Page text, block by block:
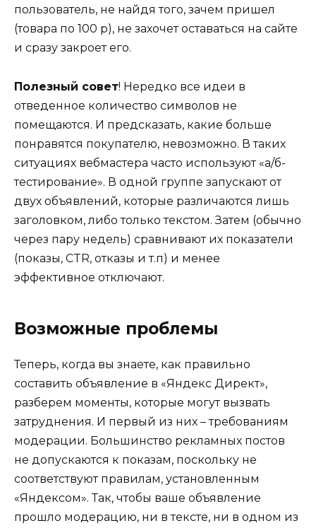
пользователь, не найдя того, зачем пришел
(товара по 100 р), не захочет оставаться на сайте
и сразу закроет его.
Полезный совет! Нередко все идеи в
отведенное количество символов не
помещаются. И предсказать, какие больше
понравятся покупателю, невозможно. В таких
ситуациях вебмастера часто используют «а/б-
тестирование». В одной группе запускают от
двух объявлений, которые различаются лишь
заголовком, либо только текстом. Затем (обычно
через пару недель) сравнивают их показатели
(показы, CTR, отказы и т.п) и менее
эффективное отключают.
Возможные проблемы
Теперь, когда вы знаете, как правильно
составить объявление в «Яндекс Директ»,
разберем моменты, которые могут вызвать
затруднения. И первый из них – требованиям
модерации. Большинство рекламных постов
не допускаются к показам, поскольку не
соответствуют правилам, установленным
«Яндексом». Так, чтобы ваше объявление
прошло модерацию, ни в тексте, ни в одном из